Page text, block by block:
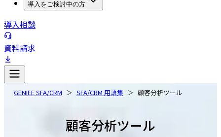
導入をご検討中の方
導入相談
資料請求
GENIEE SFA/CRM SFA/CRM 用語集 顧客分析ツール
顧客分析ツール